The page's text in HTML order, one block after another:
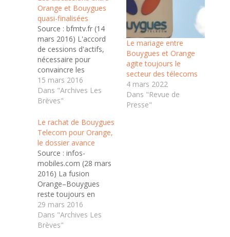
Orange et Bouygues
quasi-finalisées
Source : bfmtv.fr (14
mars 2016) L'accord
de cessions d'actifs,
nécessaire pour
convaincre les
autorités de la
concurrence, est "quasi
bouclé" avec SFR et
entre les deux
opérateurs télécoms
sont en "bonne voie".
Les discussions entre
Orange et Bouygues
Telecom en vue du
rachat par le numéro…
15 mars 2016
Dans "Archives Les
Brèves"
Le mariage entre
Bouygues et Orange
agite toujours le
secteur des télecoms
4 mars 2022
Dans "Revue de
Presse"
Le rachat de Bouygues
Telecom pour Orange,
le dossier avance
Source : infos-
mobiles.com (28 mars
2016) La fusion
Orange–Bouygues
reste toujours en
suspens. Les débats
sur le rachat qui ont
débuté depuis la fin de
29 mars 2016
Dans "Archives Les
Brèves"